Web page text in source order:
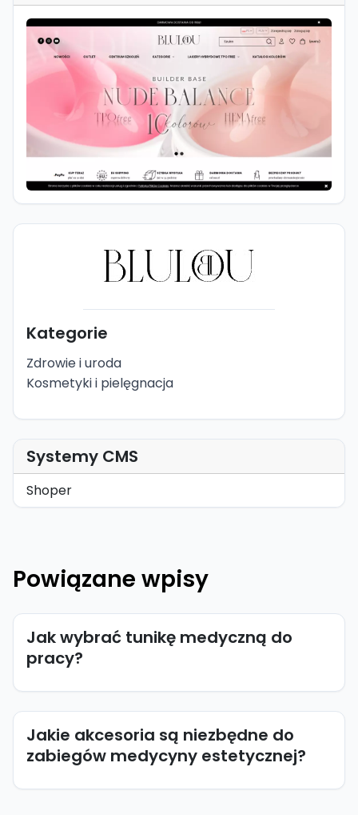
Kategorie
Zdrowie i uroda
Kosmetyki i pielęgnacja
Systemy CMS
Shoper
Powiązane wpisy
Jak wybrać tunikę medyczną do
pracy?
Jakie akcesoria są niezbędne do
zabiegów medycyny estetycznej?